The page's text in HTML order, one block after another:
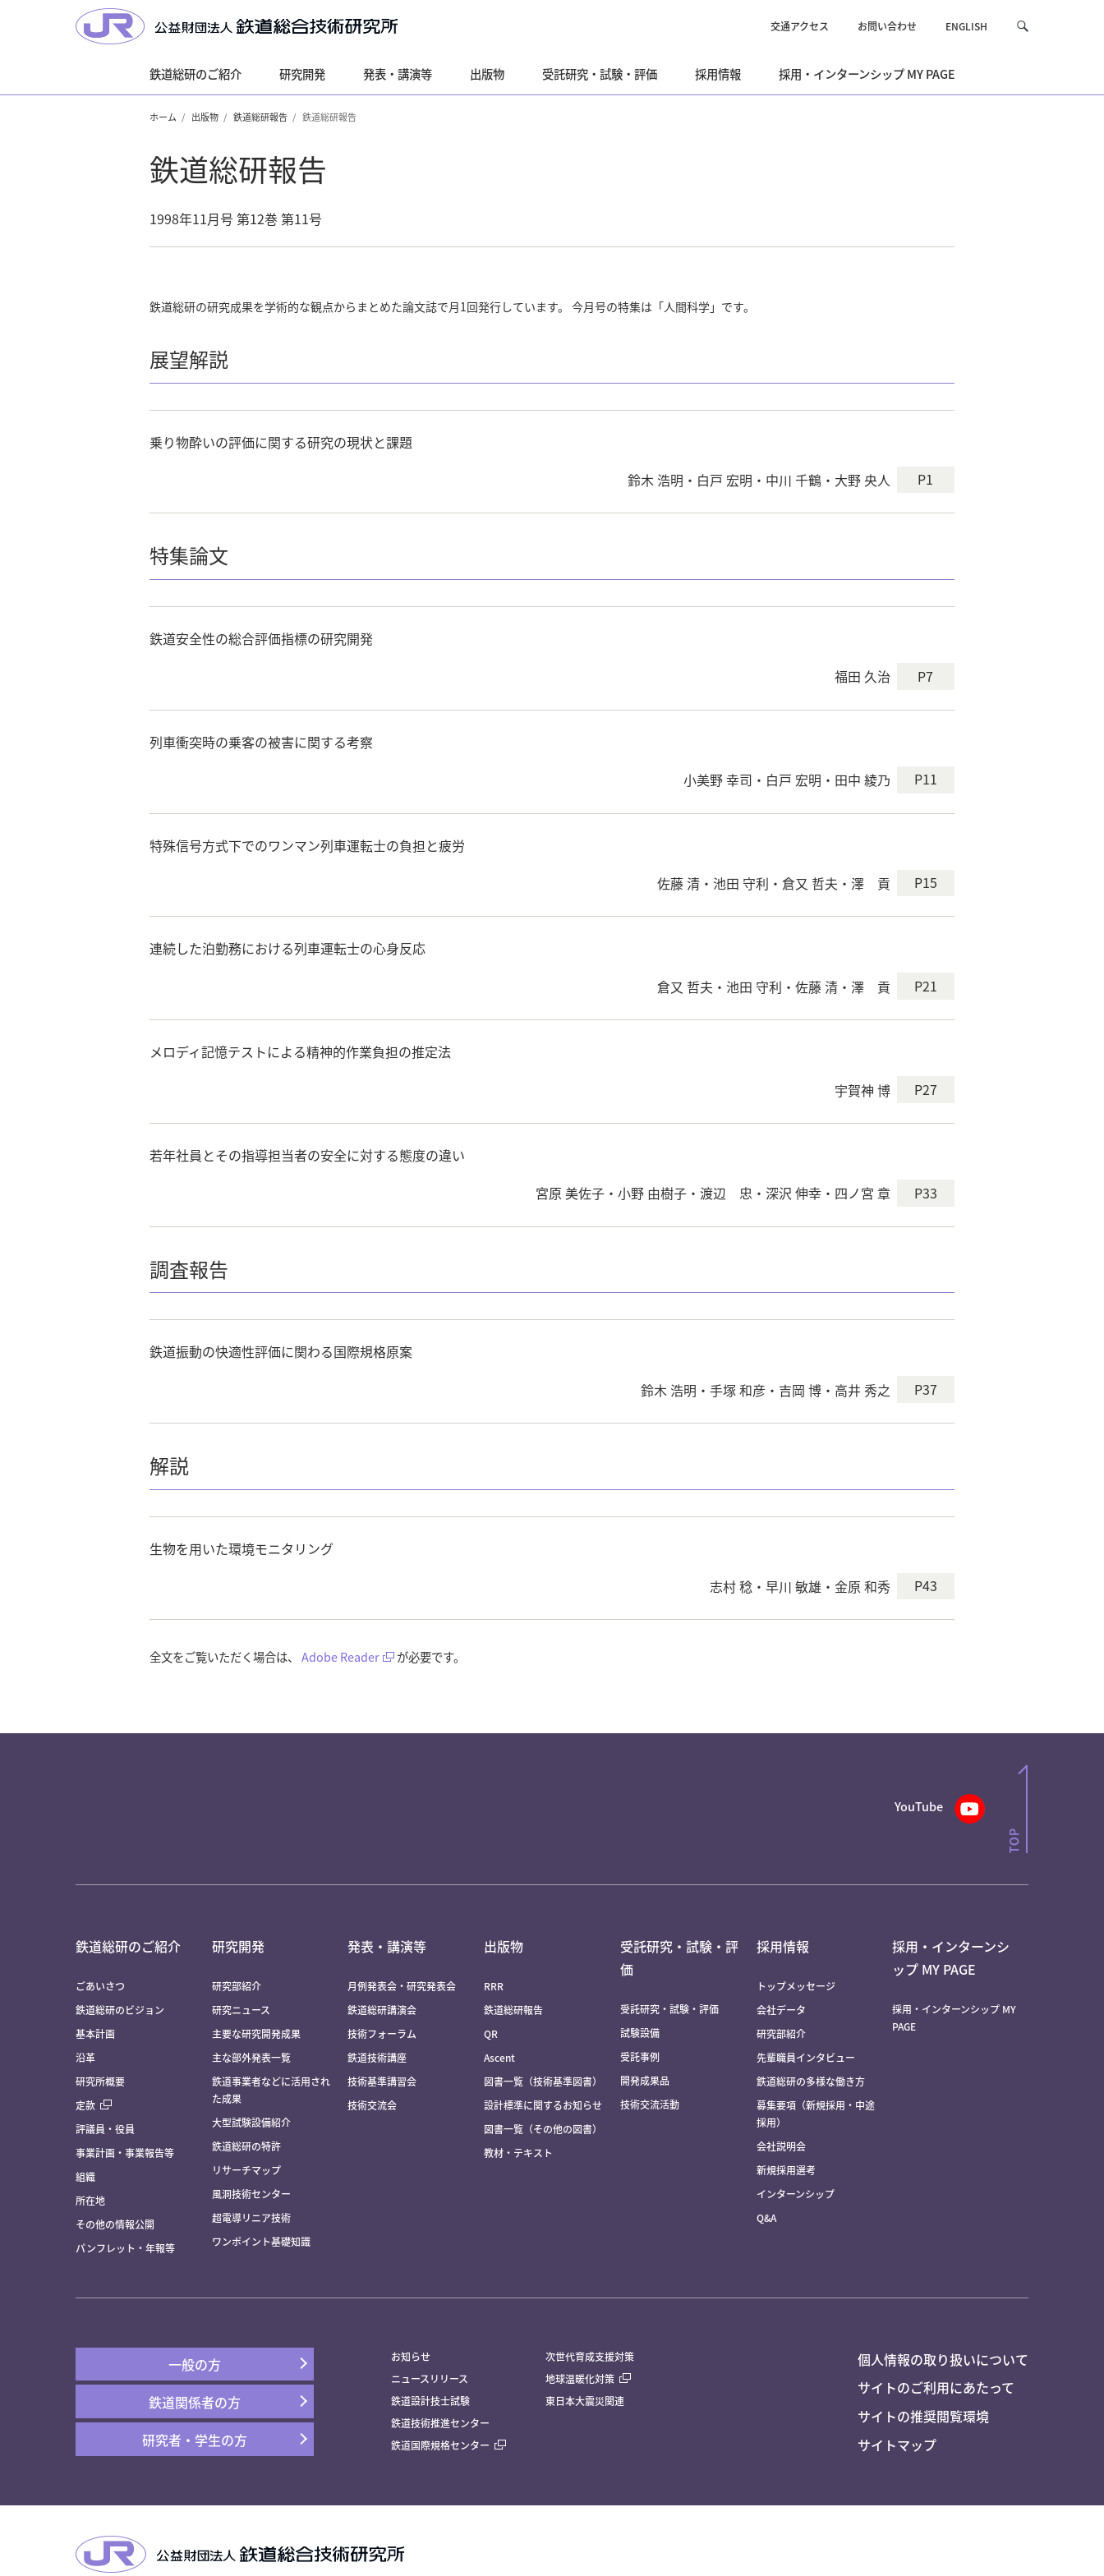
交通アクセス お問い合わせ ENGLISH
サ
を
鉄道総研のご紹介 研究開発 発表・講演等 出版物 受託研究・試験・評価 採用情報 採用・インターンシップ MY PAGE
ホーム 出版物 鉄道総研報告 鉄道総研報告
鉄道総研報告
1998年11月号 第12巻 第11号
鉄道総研の研究成果を学術的な観点からまとめた論文誌で月1回発行しています。 今月号の特集は「人間科学」です。
展望解説
乗り物酔いの評価に関する研究の現状と課題
鈴木 浩明・白戸 宏明・中川 千鶴・大野 央人
P1
特集論文
鉄道安全性の総合評価指標の研究開発
福田 久治
P7
列車衝突時の乗客の被害に関する考察
小美野 幸司・白戸 宏明・田中 綾乃
P11
特殊信号方式下でのワンマン列車運転士の負担と疲労
佐藤 清・池田 守利・倉又 哲夫・澤 貢
P15
連続した泊勤務における列車運転士の心身反応
倉又 哲夫・池田 守利・佐藤 清・澤 貢
P21
メロディ記憶テストによる精神的作業負担の推定法
宇賀神 博
P27
若年社員とその指導担当者の安全に対する態度の違い
宮原 美佐子・小野 由樹子・渡辺 忠・深沢 伸幸・四ノ宮 章
P33
調査報告
鉄道振動の快適性評価に関わる国際規格原案
鈴木 浩明・手塚 和彦・吉岡 博・高井 秀之
P37
解説
生物を用いた環境モニタリング
志村 稔・早川 敏雄・金原 和秀
P43
全文をご覧いただく場合は、 Adobe Reader が必要です。
YouTube
鉄道総研のご紹介
ごあいさつ
鉄道総研のビジョン
基本計画
沿革
研究所概要
定款
評議員・役員
事業計画・事業報告等
組織
所在地
その他の情報公開
パンフレット・年報等
研究開発
研究部紹介
研究ニュース
主要な研究開発成果
主な部外発表一覧
鉄道事業者などに活用され
た成果
大型試験設備紹介
鉄道総研の特許
リサーチマップ
風洞技術センター
超電導リニア技術
ワンポイント基礎知識
発表・講演等
月例発表会・研究発表会
鉄道総研講演会
技術フォーラム
鉄道技術講座
技術基準講習会
技術交流会
出版物
RRR
鉄道総研報告
QR
Ascent
図書一覧（技術基準図書）
設計標準に関するお知らせ
図書一覧（その他の図書）
教材・テキスト
受託研究・試験・評
価
受託研究・試験・評価
試験設備
受託事例
開発成果品
技術交流活動
採用情報
トップメッセージ
会社データ
研究部紹介
先輩職員インタビュー
鉄道総研の多様な働き方
募集要項（新規採用・中途
採用）
会社説明会
新規採用選考
インターンシップ
Q&A
採用・インターンシ
ップ MY PAGE
採用・インターンシップ MY
PAGE
一般の方
鉄道関係者の方
研究者・学生の方
お知らせ
ニュースリリース
鉄道設計技士試験
鉄道技術推進センター
鉄道国際規格センター
次世代育成支援対策
地球温暖化対策
東日本大震災関連
個人情報の取り扱いについて
サイトのご利用にあたって
サイトの推奨閲覧環境
サイトマップ